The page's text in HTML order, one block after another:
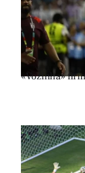
«Vozinha»